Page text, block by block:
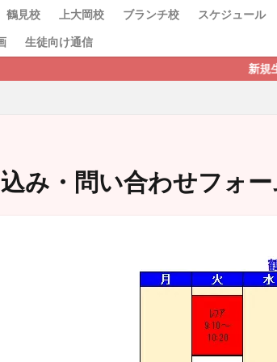
鶴見校 上大岡校 ブランチ校 スケジュール
生徒向け通信
新規生徒募集中です
み・問い合わせフォー